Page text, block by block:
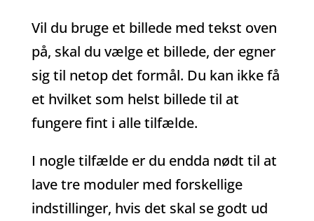
Vil du bruge et billede med tekst oven
på, skal du vælge et billede, der egner
sig til netop det formål. Du kan ikke få
et hvilket som helst billede til at
fungere fint i alle tilfælde.
I nogle tilfælde er du endda nødt til at
lave tre moduler med forskellige
indstillinger, hvis det skal se godt ud